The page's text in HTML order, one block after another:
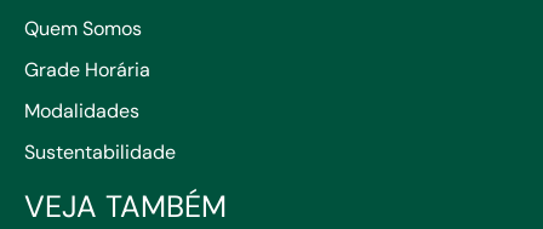
Quem Somos
Grade Horária
Modalidades
Sustentabilidade
VEJA TAMBÉM